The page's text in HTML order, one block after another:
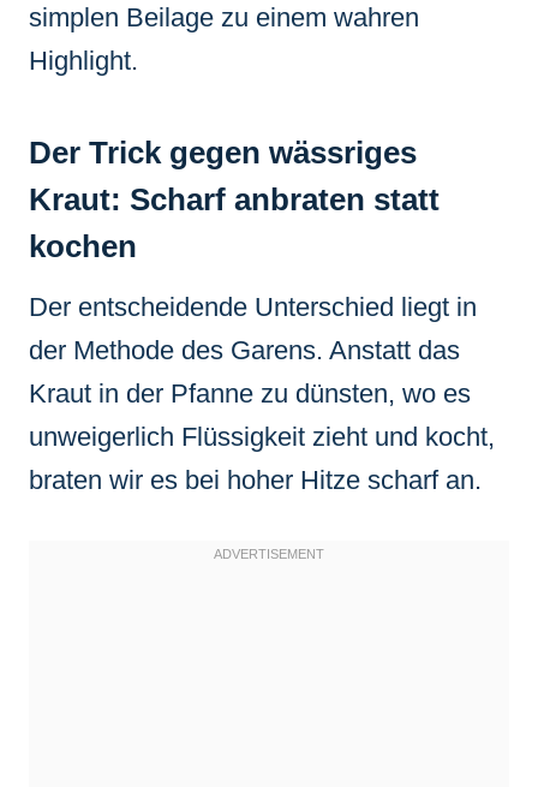
simplen Beilage zu einem wahren
Highlight.
Der Trick gegen wässriges
Kraut: Scharf anbraten statt
kochen
Der entscheidende Unterschied liegt in
der Methode des Garens. Anstatt das
Kraut in der Pfanne zu dünsten, wo es
unweigerlich Flüssigkeit zieht und kocht,
braten wir es bei hoher Hitze scharf an.